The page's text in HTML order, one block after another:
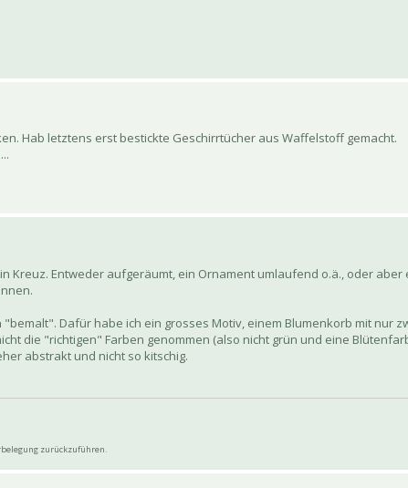
Hab letztens erst bestickte Geschirrtücher aus Waffelstoff gemacht.
Kreuz. Entweder aufgeräumt, ein Ornament umlaufend o.ä., oder aber
Dafür habe ich ein grosses Motiv, einem Blumenkorb mit nur
die "richtigen" Farben genommen (also nicht grün und eine
abstrakt und nicht so kitschig.
zurückzuführen.